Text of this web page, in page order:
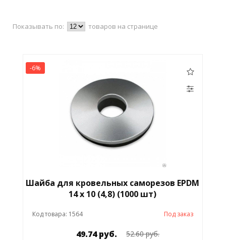
Показывать по: товаров на странице
-6%
Шайба для кровельных саморезов EPDM
14 x 10 (4,8) (1000 шт)
Код товара: 1564 Под заказ
49.74 руб. 52.60 руб.